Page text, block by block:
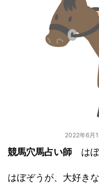
2022年6月
競馬穴馬占い師 はぼ
はぼぞうが、大好き